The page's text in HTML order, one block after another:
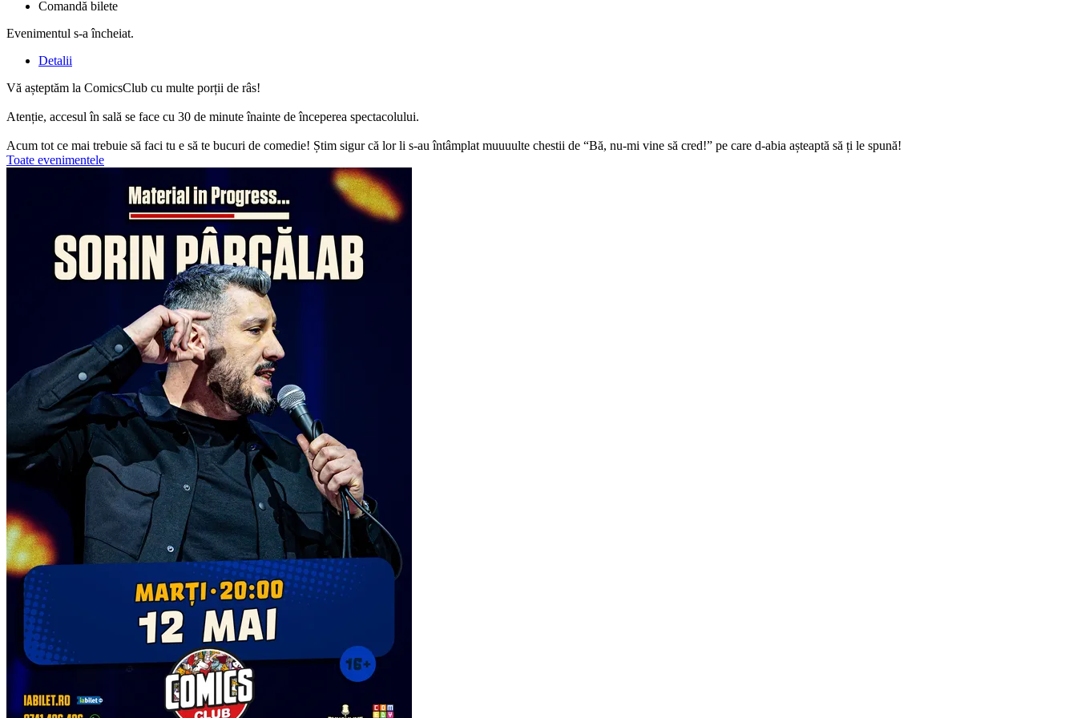
Comandă bilete
Evenimentul s-a încheiat.
Detalii
Vă așteptăm la ComicsClub cu multe porții de râs!
Atenție, accesul în sală se face cu 30 de minute înainte de începerea spectacolului.
Acum tot ce mai trebuie să faci tu e să te bucuri de comedie! Știm sigur că lor li s-au întâmplat muuuulte chestii de “Bă, nu-mi vine să cred!” pe care d-abia așteaptă să ți le spună!
Toate evenimentele